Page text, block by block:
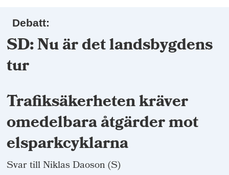
Debatt:
SD: Nu är det landsbygdens
tur
Trafiksäkerheten kräver
omedelbara åtgärder mot
elsparkcyklarna
Svar till Niklas Daoson (S)